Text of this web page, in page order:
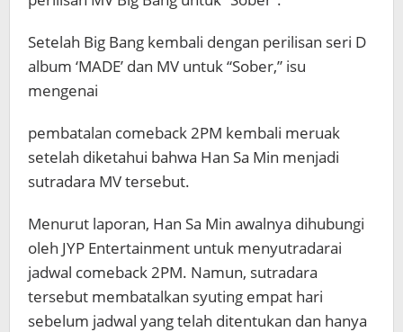
Setelah Big Bang kembali dengan perilisan seri D
album ‘MADE’ dan MV untuk “Sober,” isu
mengenai
pembatalan comeback 2PM kembali meruak
setelah diketahui bahwa Han Sa Min menjadi
sutradara MV tersebut.
Menurut laporan, Han Sa Min awalnya dihubungi
oleh JYP Entertainment untuk menyutradarai
jadwal comeback 2PM. Namun, sutradara
tersebut membatalkan syuting empat hari
sebelum jadwal yang telah ditentukan dan hanya